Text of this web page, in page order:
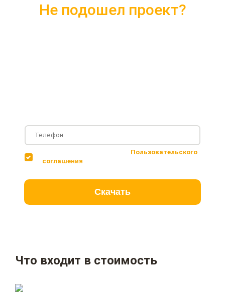
Не подошел проект?
Пользовательского
соглашения
Скачать
Что входит в стоимость